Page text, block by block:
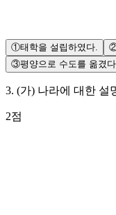
①태학을 설립하였다.
③평양으로 수도를 옮겼다.
3. (가) 나라에 대한 설
2점